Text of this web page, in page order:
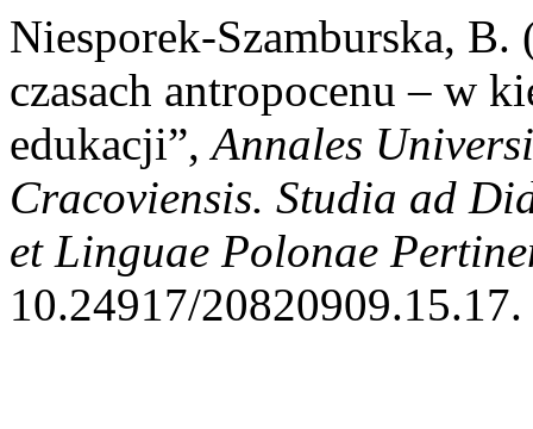
Niesporek-Szamburska, B.
czasach antropocenu – w
edukacji”,Annales
Cracoviensis. Studia ad
et Linguae Polonae
10.24917/20820909.15.17.